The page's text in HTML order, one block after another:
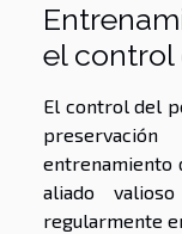
el control
El control del
entrenamiento
aliado
regularmente